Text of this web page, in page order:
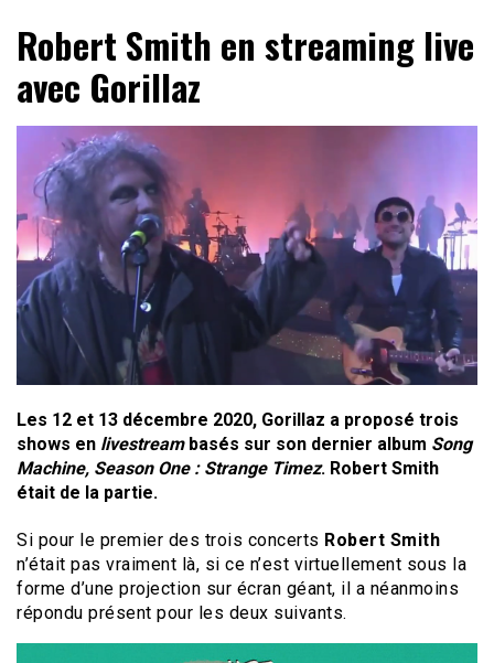
Pictures of Cure
Robert Smith en streaming live
avec Gorillaz
Les 12 et 13 décembre 2020, Gorillaz a proposé trois
shows en livestream basés sur son dernier album Song
Machine, Season One : Strange Timez. Robert Smith
était de la partie.
Si pour le premier des trois concerts Robert Smith
n’était pas vraiment là, si ce n’est virtuellement sous la
forme d’une projection sur écran géant, il a néanmoins
répondu présent pour les deux suivants.